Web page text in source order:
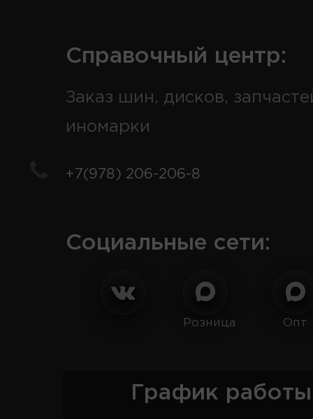
Справочный центр:
Заказ шин, дисков,
иномарки
+7(978) 206-206-8
Социальные сети:
Розница Опт
График